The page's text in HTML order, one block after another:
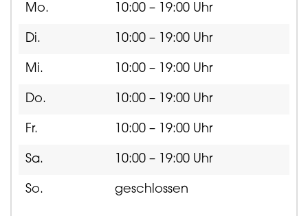
Mo. 10:00 – 19:00 Uhr
Di. 10:00 – 19:00 Uhr
Mi. 10:00 – 19:00 Uhr
Do. 10:00 – 19:00 Uhr
Fr. 10:00 – 19:00 Uhr
Sa. 10:00 – 19:00 Uhr
So. geschlossen